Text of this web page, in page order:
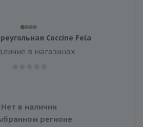
Coccine Fela
в магазинах
Нет в наличии
регионе